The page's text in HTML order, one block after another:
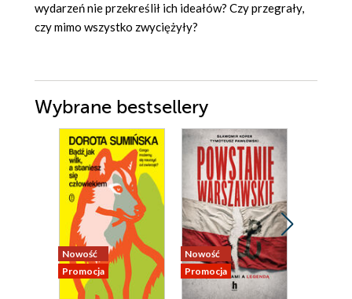
wydarzeń nie przekreślił ich ideałów? Czy przegrały,
czy mimo wszystko zwyciężyły?
Wybrane bestsellery
Nowość
Promocja
Nowość
Promocja